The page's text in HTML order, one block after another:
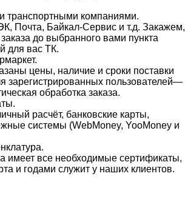
транспортными компаниями.
Почта, Байкал-Сервис и т.д. Закажем,
до выбранного вами пункта
для вас ТК.
цены, наличие и сроки поставки
зарегистрированных пользователей—
обработка заказа.
расчёт, банковские карты,
системы (WebMoney, YooMoney и
имеет все необходимые сертификаты,
и годами служит у наших клиентов.